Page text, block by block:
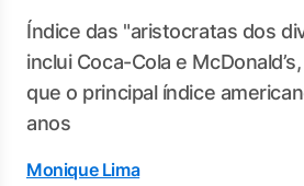
Índice das "aristocratas dos
inclui Coca-Cola e
que o principal índice
anos
Monique Lima